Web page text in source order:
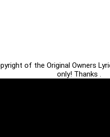
of the Original Owners
only! Thanks .